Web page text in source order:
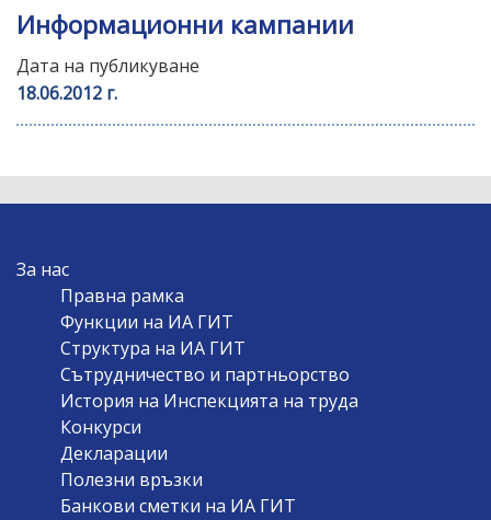
Информационни кампании
Дата на публикуване
18.06.2012 г.
NAVIGATION
За нас
Правна рамка
Функции на ИА ГИТ
Структура на ИА ГИТ
Сътрудничество и партньорство
История на Инспекцията на труда
Конкурси
Декларации
Полезни връзки
Банкови сметки на ИА ГИТ